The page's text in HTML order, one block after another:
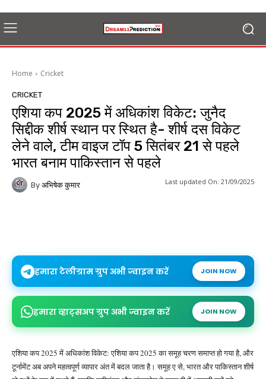
Home Cricket
CRICKET
एशिया कप 2025 में अधिकांश विकेट: जुनैद
सिद्दीक शीर्ष स्थान पर स्थित है- शीर्ष दस विकेट
लेने वाले, टीम वाइज टॉप 5 सितंबर 21 से पहले
भारत बनाम पाकिस्तान से पहले
By अभिषेक कुमार Last updated On: 21/09/2025
हमारा टेलीग्राम ग्रुप अभी ज्वाइन करें JOIN NOW
हमारा व्हाट्सअप ग्रुप अभी ज्वाइन करें JOIN NOW
एशिया कप 2025 में अधिकांश विकेट: एशिया कप 2025 का समूह चरण समाप्त हो गया है, और
टूर्नामेंट अब अपने महत्वपूर्ण व्यापार अंत में बदल जाता है। समूह ए से, भारत और पाकिस्तान शीर्ष